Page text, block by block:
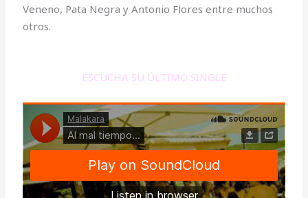
Veneno, Pata Negra y Antonio Flores entre muchos
otros.
ESCUCHA SU ÚLTIMO SINGLE